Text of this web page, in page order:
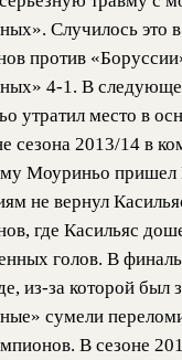
Случилось это
против
4-1. В
утратил место в
сезона 2013/14 в
Моуриньо пришел
не вернул
где Касильяс
голов. В
из-за которой был
сумели
В сезоне